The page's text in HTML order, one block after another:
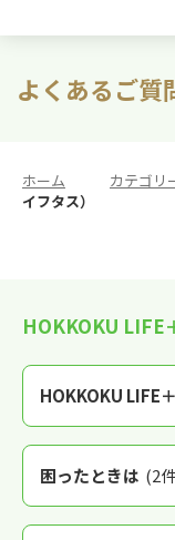
よくあるご質
ホーム カテゴリ
イフタス）
HOKKOKU LIFE
HOKKOKU LIFE
困ったときは (2